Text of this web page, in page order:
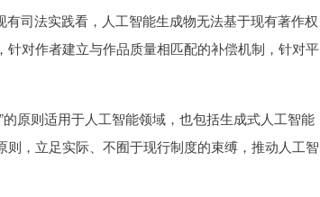
司法实践看，人工智能生成物无法基于现有著作权
对作者建立与作品质量相匹配的补偿机制，针对平
原则适用于人工智能领域，也包括生成式人工智能
，立足实际、不囿于现行制度的束缚，推动人工智